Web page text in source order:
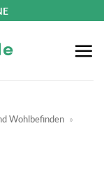
Wohlbefinden »